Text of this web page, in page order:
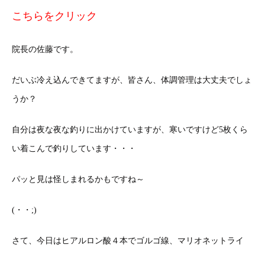
こちらをクリック
院長の佐藤です。
だいぶ冷え込んできてますが、皆さん、体調管理は大丈夫でしょ
うか？
自分は夜な夜な釣りに出かけていますが、寒いですけど5枚くら
い着こんで釣りしています・・・
パッと見は怪しまれるかもですね～
(・・;)
さて、今日はヒアルロン酸４本でゴルゴ線、マリオネットライ